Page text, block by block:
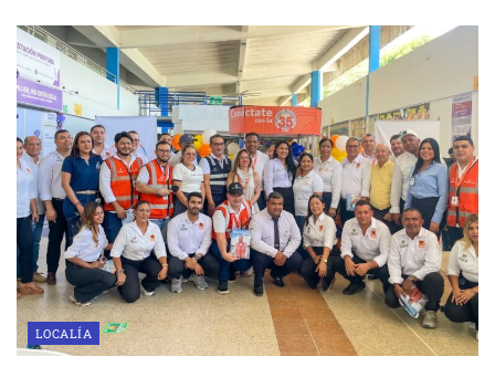
LOCALÍA